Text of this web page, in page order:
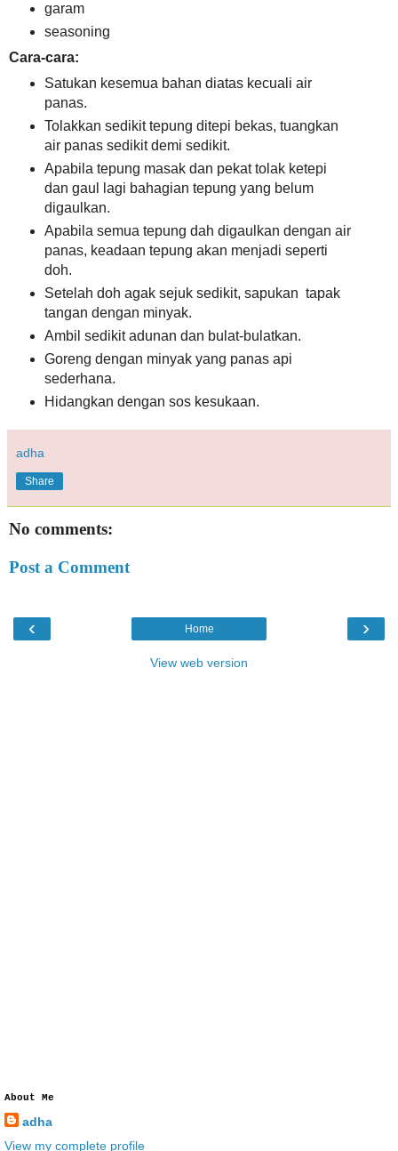
garam
seasoning
Cara-cara:
Satukan kesemua bahan diatas kecuali air
panas.
Tolakkan sedikit tepung ditepi bekas, tuangkan
air panas sedikit demi sedikit.
Apabila tepung masak dan pekat tolak ketepi
dan gaul lagi bahagian tepung yang belum
digaulkan.
Apabila semua tepung dah digaulkan dengan air
panas, keadaan tepung akan menjadi seperti
doh.
Setelah doh agak sejuk sedikit, sapukan tapak
tangan dengan minyak.
Ambil sedikit adunan dan bulat-bulatkan.
Goreng dengan minyak yang panas api
sederhana.
Hidangkan dengan sos kesukaan.
adha
Share
No comments:
Post a Comment
‹ ›
Home
View web version
About Me
adha
View my complete profile